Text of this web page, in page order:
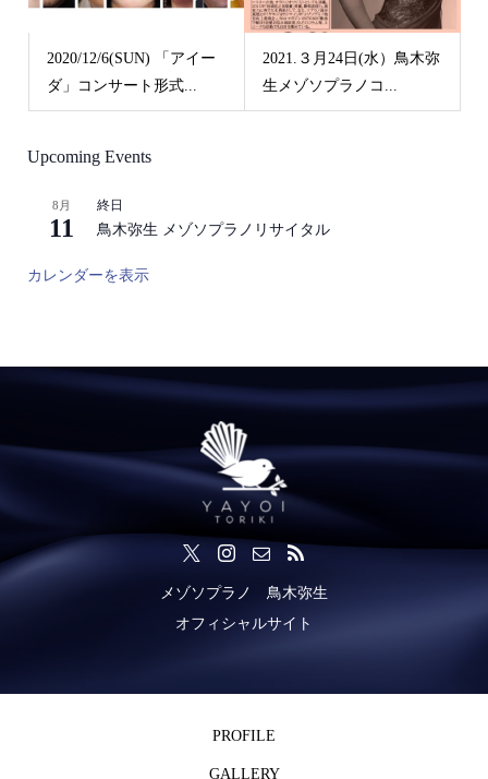
2020/12/6(SUN) 「アイー
ダ」コンサート形式...
2021.３月24日(水）鳥木弥
生メゾソプラノコ...
Upcoming Events
8月
11
終日
鳥木弥生 メゾソプラノリサイタル
カレンダーを表示
メゾソプラノ 鳥木弥生
オフィシャルサイト
PROFILE
GALLERY